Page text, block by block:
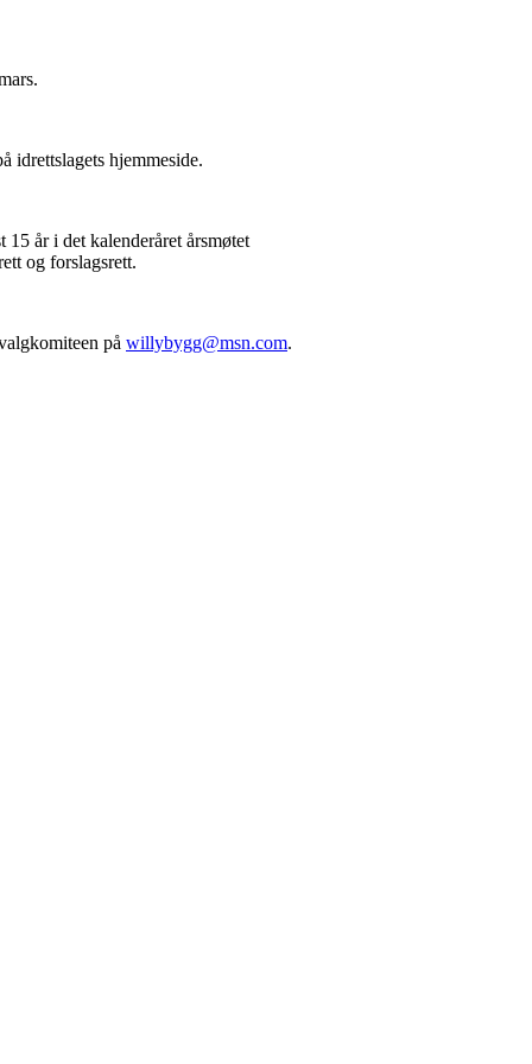
idrettslagets hjemmeside.
år i det kalenderåret årsmøtet
og forslagsrett.
på willybygg@msn.com.